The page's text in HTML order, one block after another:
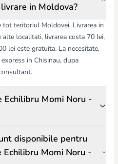
in Moldova?
tot teritoriul Moldovei. Livrarea in
localitati, livrarea costa 70 lei,
lei este gratuita. La necesitate,
in Chisinau, dupa
Echilibru Momi Noru -
disponibile pentru
Momi Noru -